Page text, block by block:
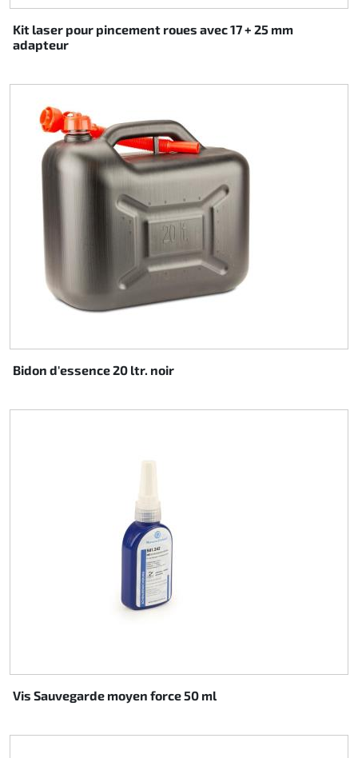
Kit laser pour pincement roues avec 17 + 25 mm
adapteur
Bidon d'essence 20 ltr. noir
Vis Sauvegarde moyen force 50 ml